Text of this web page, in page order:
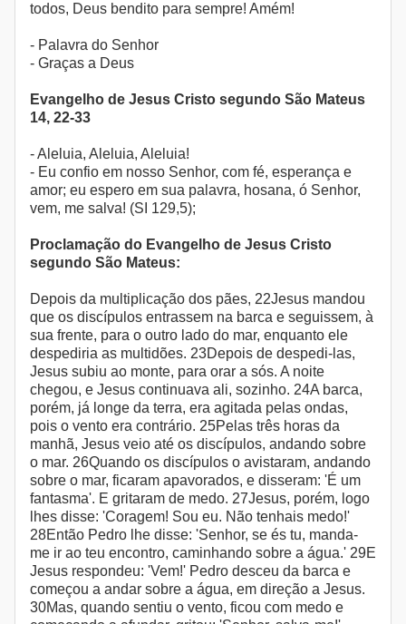
todos, Deus bendito para sempre! Amém!
- Palavra do Senhor
- Graças a Deus
Evangelho de Jesus Cristo segundo São Mateus
14, 22-33
- Aleluia, Aleluia, Aleluia!
- Eu confio em nosso Senhor, com fé, esperança e
amor; eu espero em sua palavra, hosana, ó Senhor,
vem, me salva! (SI 129,5);
Proclamação do Evangelho de Jesus Cristo
segundo São Mateus:
Depois da multiplicação dos pães, 22Jesus mandou
que os discípulos entrassem na barca e seguissem, à
sua frente, para o outro lado do mar, enquanto ele
despediria as multidões. 23Depois de despedi-las,
Jesus subiu ao monte, para orar a sós. A noite
chegou, e Jesus continuava ali, sozinho. 24A barca,
porém, já longe da terra, era agitada pelas ondas,
pois o vento era contrário. 25Pelas três horas da
manhã, Jesus veio até os discípulos, andando sobre
o mar. 26Quando os discípulos o avistaram, andando
sobre o mar, ficaram apavorados, e disseram: 'É um
fantasma'. E gritaram de medo. 27Jesus, porém, logo
lhes disse: 'Coragem! Sou eu. Não tenhais medo!'
28Então Pedro lhe disse: 'Senhor, se és tu, manda-
me ir ao teu encontro, caminhando sobre a água.' 29E
Jesus respondeu: 'Vem!' Pedro desceu da barca e
começou a andar sobre a água, em direção a Jesus.
30Mas, quando sentiu o vento, ficou com medo e